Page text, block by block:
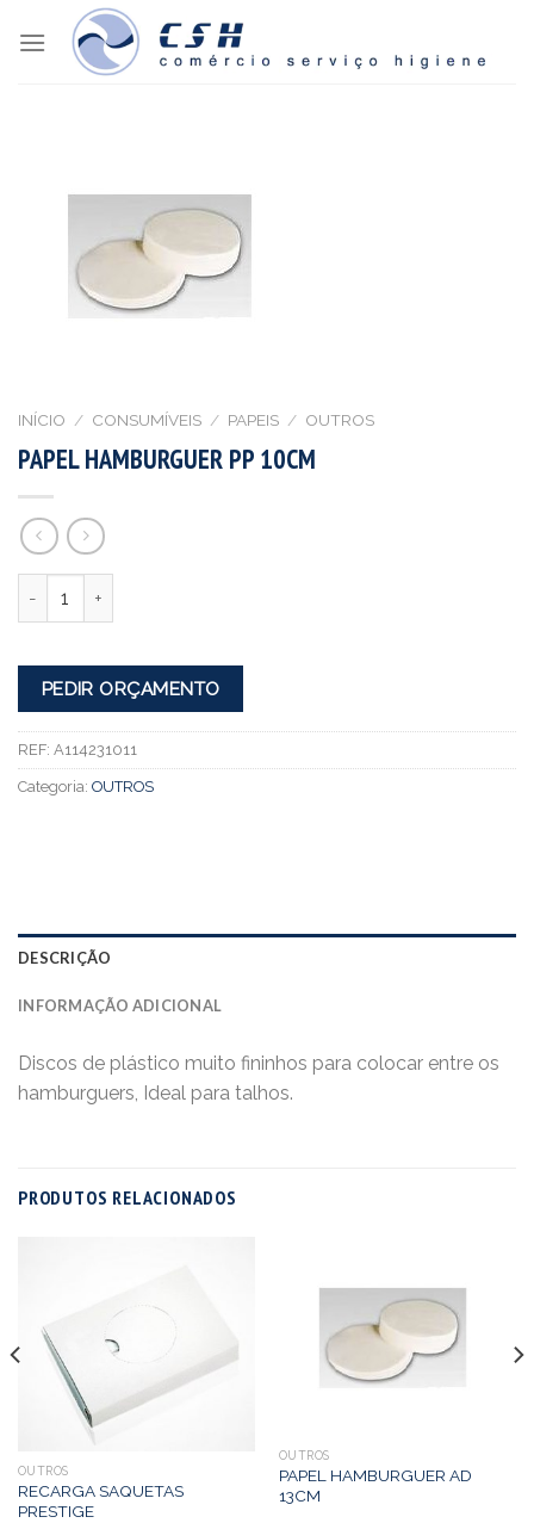
INÍCIO / CONSUMÍVEIS / PAPEIS / OUTROS
PAPEL HAMBURGUER PP 10CM
PEDIR ORÇAMENTO
REF: A114231011
Categoria: OUTROS
DESCRIÇÃO
INFORMAÇÃO ADICIONAL
Discos de plástico muito fininhos para colocar entre os
hamburguers, Ideal para talhos.
PRODUTOS RELACIONADOS
OUTROS
RECARGA SAQUETAS
PRESTIGE
OUTROS
PAPEL HAMBURGUER AD
13CM